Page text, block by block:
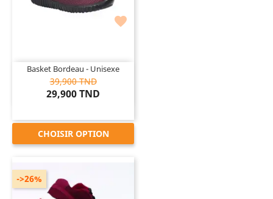

Basket Bordeau - Unisexe
39,900 TND
29,900 TND
CHOISIR OPTION
->26%